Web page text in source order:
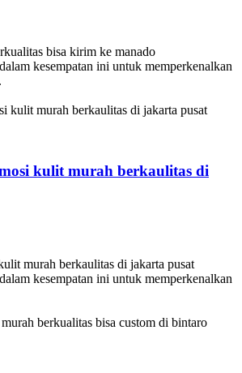
bisa kirim ke manado
kesempatan ini untuk memperkenalkan
kulit murah berkaulitas di
murah berkaulitas di jakarta pusat
kesempatan ini untuk memperkenalkan